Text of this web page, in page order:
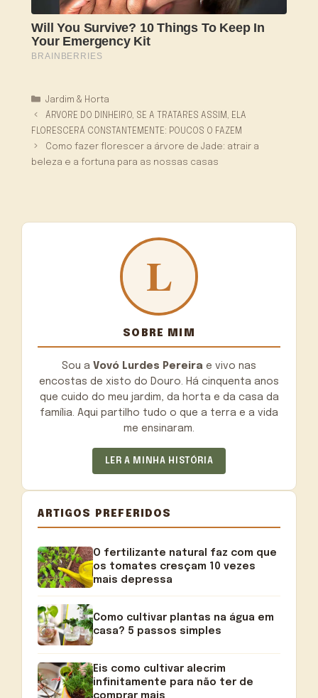
Categorias
Jardim & Horta
ÁRVORE DO DINHEIRO, SE A TRATARES ASSIM, ELA
FLORESCERÁ CONSTANTEMENTE: POUCOS O FAZEM
Como fazer florescer a árvore de Jade: atrair a
beleza e a fortuna para as nossas casas
SOBRE MIM
Sou a Vovó Lurdes Pereira e vivo nas
encostas de xisto do Douro. Há cinquenta anos
que cuido do meu jardim, da horta e da casa da
família. Aqui partilho tudo o que a terra e a vida
me ensinaram.
LER A MINHA HISTÓRIA
ARTIGOS PREFERIDOS
O fertilizante natural faz com que
os tomates cresçam 10 vezes
mais depressa
Como cultivar plantas na água em
casa? 5 passos simples
Eis como cultivar alecrim
infinitamente para não ter de
comprar mais